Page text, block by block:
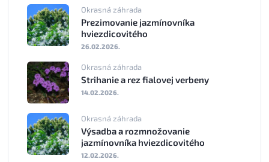
Okrasná záhrada
Prezimovanie jazmínovníka
hviezdicovitého
26.02.2026.
Okrasná záhrada
Strihanie a rez fialovej verbeny
14.02.2026.
Okrasná záhrada
Výsadba a rozmnožovanie
jazmínovníka hviezdicovitého
12.02.2026.